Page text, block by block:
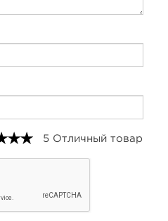
5 Отличный товар